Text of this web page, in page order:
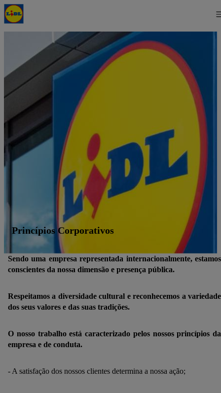
Princípios Corporativos
Sendo uma empresa representada internacionalmente, estamos
conscientes da nossa dimensão e presença pública.
Respeitamos a diversidade cultural e reconhecemos a variedade
dos seus valores e das suas tradições.
O nosso trabalho está caracterizado pelos nossos princípios da
empresa e de conduta.
- A satisfação dos nossos clientes determina a nossa ação;